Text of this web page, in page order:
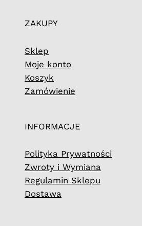
ZAKUPY
Sklep
Moje konto
Koszyk
Zamówienie
INFORMACJE
Polityka Prywatności
Zwroty i Wymiana
Regulamin Sklepu
Dostawa